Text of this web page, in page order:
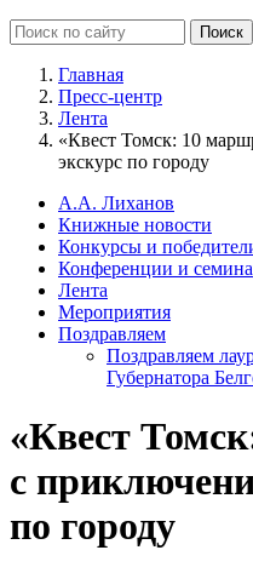
Главная
Пресс-центр
Лента
«Квест Томск: 10
экскурс по городу
А.А. Лиханов
Книжные новости
Конкурсы и
Конференции и
Лента
Мероприятия
Поздравляем
Поздравляем
Губернатора
«Квест
с
по городу